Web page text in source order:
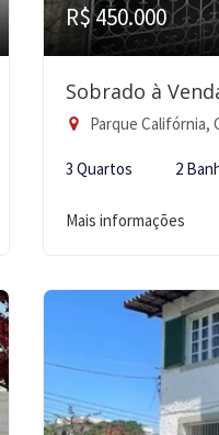
R$ 450.000
Sobrado à
Parque Califórnia,
3 Quartos 2
Mais informações